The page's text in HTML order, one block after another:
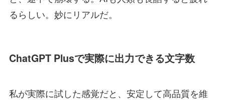
るらしい。妙にリアルだ。
ChatGPT Plusで実際に出力できる文字数
私が実際に試した感覚だと、安定して高品質を維